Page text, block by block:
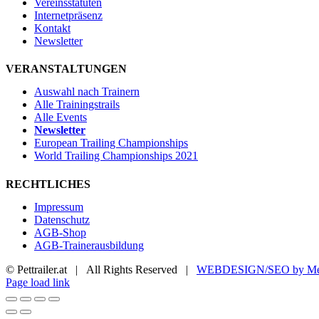
Internetpräsenz
Kontakt
Newsletter
VERANSTALTUNGEN
Auswahl nach Trainern
Alle Trainingstrails
Alle Events
Newsletter
European Trailing Championships
World Trailing Championships 2021
RECHTLICHES
Impressum
Datenschutz
AGB-Shop
AGB-Trainerausbildung
© Pettrailer.at | All Rights Reserved | WEBDESIGN/SEO by
Facebook
X
YouTube
Instagram
Page load link